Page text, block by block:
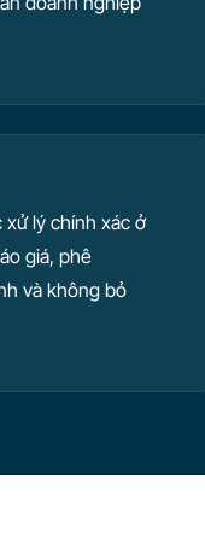
lý chính xác ở
giá, phê
và không bỏ